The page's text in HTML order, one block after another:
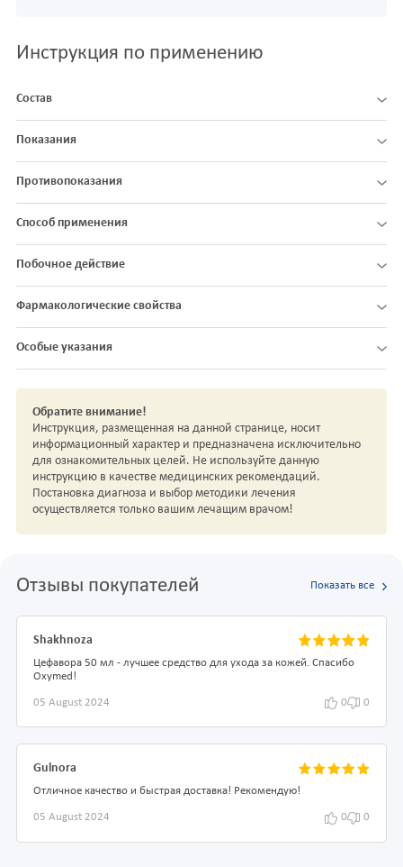
Инструкция по применению
Состав
Показания
Противопоказания
Способ применения
Побочное действие
Фармакологические свойства
Особые указания
Обратите внимание!
Инструкция, размещенная на данной странице, носит
информационный характер и предназначена исключительно
для ознакомительных целей. Не используйте данную
инструкцию в качестве медицинских рекомендаций.
Постановка диагноза и выбор методики лечения
осуществляется только вашим лечащим врачом!
Отзывы покупателей Показать все
Shakhnoza
Цефавора 50 мл - лучшее средство для ухода за кожей. Спасибо
Oxymed!
05 August 2024 0 0
Gulnora
Отличное качество и быстрая доставка! Рекомендую!
05 August 2024 0 0